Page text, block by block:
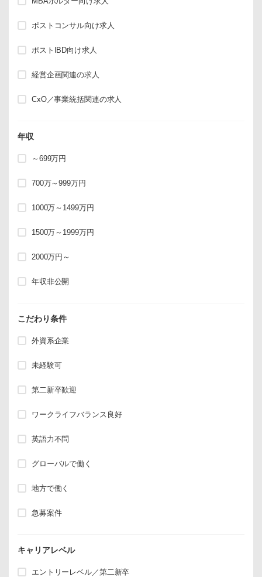
ポストコンサル向け求人
ポストIBD向け求人
経営企画関連の求人
CxO／事業統括関連の求人
年収
～699万円
700万～999万円
1000万～1499万円
1500万～1999万円
2000万円～
年収非公開
こだわり条件
外資系企業
未経験可
第二新卒歓迎
ワークライフバランス良好
英語力不問
グローバルで働く
地方で働く
急募案件
キャリアレベル
エントリーレベル／第二新卒